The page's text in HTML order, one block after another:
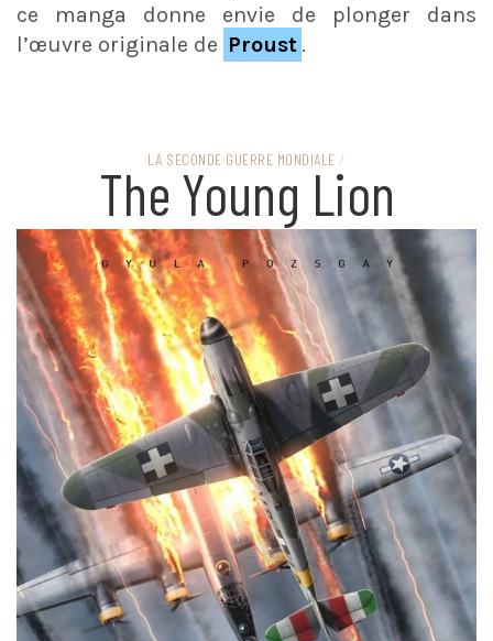
ce manga donne envie de plonger dans
l’œuvre originale de Proust .
LA SECONDE GUERRE MONDIALE /
The Young Lion